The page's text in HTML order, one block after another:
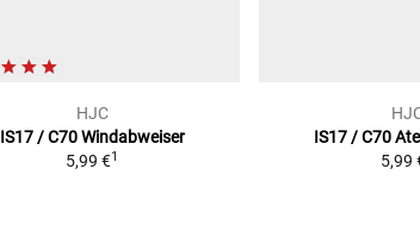
HJC
IS17 / C70 Windabweiser
5,99 €1
IS17 / C70
5,99